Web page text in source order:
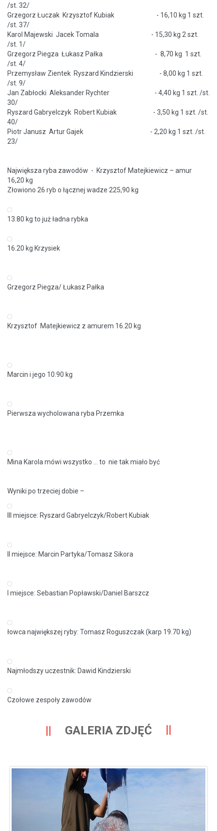
/st. 32/
Grzegorz Łuczak Krzysztof Kubiak - 16,10 kg 1 szt.
/st. 37/
Karol Majewski Jacek Tomala - 15,30 kg 2 szt.
/st. 1/
Grzegorz Piegza Łukasz Pałka - 8,70 kg 1 szt.
/st. 4/
Przemysław Zientek Ryszard Kindzierski - 8,00 kg 1 szt.
/st. 9/
Jan Zabłocki Aleksander Rychter - 4,40 kg 1 szt. /st.
30/
Ryszard Gabryelczyk Robert Kubiak - 3,50 kg 1 szt. /st.
40/
Piotr Janusz Artur Gajek - 2,20 kg 1 szt. /st.
23/
Największa ryba zawodów - Krzysztof Matejkiewicz – amur
16,20 kg
Złowiono 26 ryb o łącznej wadze 225,90 kg
13.80 kg to już ładna rybka
16.20 kg Krzysiek
Grzegorz Piegza/ Łukasz Pałka
Krzysztof Matejkiewicz z amurem 16.20 kg
Marcin i jego 10.90 kg
Pierwsza wycholowana ryba Przemka
Mina Karola mówi wszystko ... to nie tak miało być
Wyniki po trzeciej dobie –
III miejsce: Ryszard Gabryelczyk/Robert Kubiak
II miejsce: Marcin Partyka/Tomasz Sikora
I miejsce: Sebastian Popławski/Daniel Barszcz
łowca największej ryby: Tomasz Roguszczak (karp 19.70 kg)
Najmłodszy uczestnik: Dawid Kindzierski
Czołowe zespoły zawodów
GALERIA ZDJĘĆ